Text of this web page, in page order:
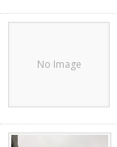
No Image